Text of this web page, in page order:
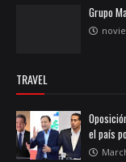
Grupo
TRAVEL
el país